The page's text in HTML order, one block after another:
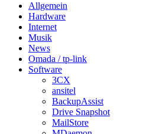
Allgemein
Hardware
Internet
Musik
News
Omada / tp-link
Software
3CX
ansitel
BackupAssist
Drive Snapshot
MailStore